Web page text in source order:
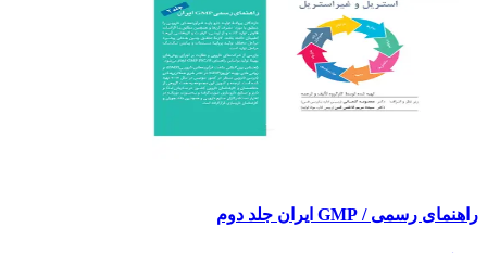
راهنمای رسمی / GMP ایران جلد دوم